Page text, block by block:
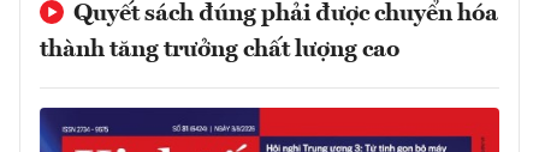
Quyết sách đúng phải được chuyển hóa
thành tăng trưởng chất lượng cao